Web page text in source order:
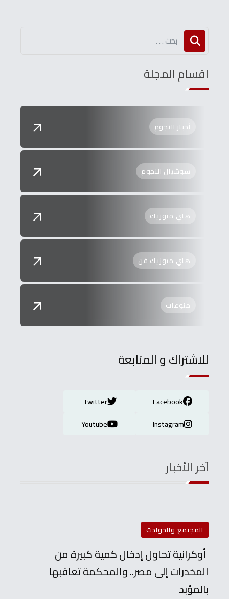
اقسام المجلة
أخبار النجوم
سوشيال النجوم
هاي ميوزيك
هاي ميوزيك فن
منوعات
للاشتراك و المتابعة
Facebook
Twitter
Instagram
Youtube
آخر الأخبار
المجتمع والحوادث
أوكرانية تحاول إدخال كمية كبيرة من
المخدرات إلى مصر.. والمحكمة تعاقبها
بالمؤبد